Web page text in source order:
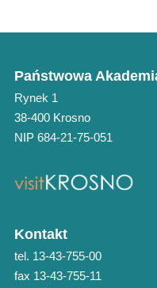
Państwowa
Rynek 1
38-400 Krosno
NIP 684-21-75-051
Kontakt
tel. 13-43-755-00
fax 13-43-755-11